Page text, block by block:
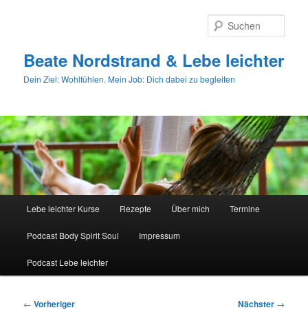
Beate Nordstrand & Lebe leichter
Dein Ziel: Wohlfühlen. Mein Job: Dich dabei zu begleiten
Lebe leichter Kurse Rezepte Über mich Termine
Podcast Body Spirit Soul Impressum
Podcast Lebe leichter
Beitragsnavigation
← Vorheriger Nächster →